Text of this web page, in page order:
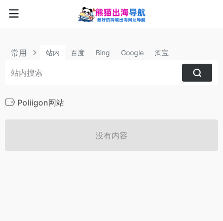
常用 站内 百度 Bing Google 淘宝
Poliigon网站
没有内容